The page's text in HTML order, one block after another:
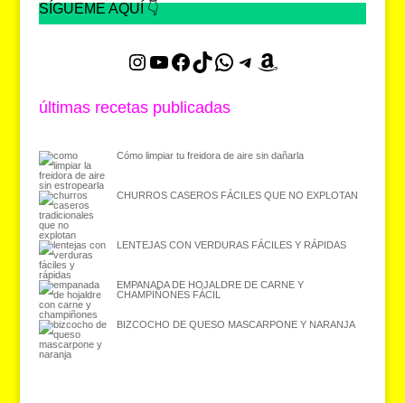
SÍGUEME AQUÍ 👇
Instagram
YouTube
Facebook
TikTok
WhatsApp
Telegram
Amazon
últimas recetas publicadas
Cómo limpiar tu freidora de aire sin dañarla
CHURROS CASEROS FÁCILES QUE NO EXPLOTAN
LENTEJAS CON VERDURAS FÁCILES Y RÁPIDAS
EMPANADA DE HOJALDRE DE CARNE Y
CHAMPIÑONES FÁCIL
BIZCOCHO DE QUESO MASCARPONE Y NARANJA